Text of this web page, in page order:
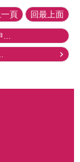
頁 回最上面